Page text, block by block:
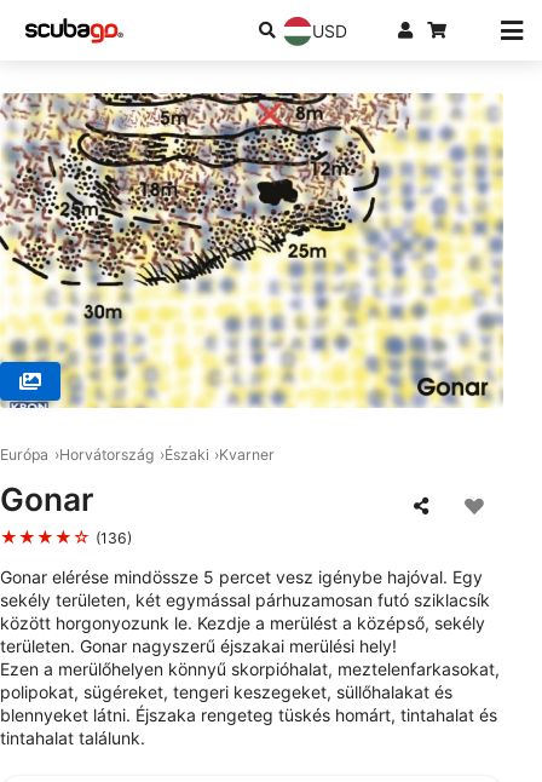
USD
Európa Horvátország Északi Kvarner
Gonar
★★★★☆ (136)
Gonar elérése mindössze 5 percet vesz igénybe hajóval. Egy
sekély területen, két egymással párhuzamosan futó sziklacsík
között horgonyozunk le. Kezdje a merülést a középső, sekély
területen. Gonar nagyszerű éjszakai merülési hely!
Ezen a merülőhelyen könnyű skorpióhalat, meztelenfarkasokat,
polipokat, sügéreket, tengeri keszegeket, süllőhalakat és
blennyeket látni. Éjszaka rengeteg tüskés homárt, tintahalat és
tintahalat találunk.